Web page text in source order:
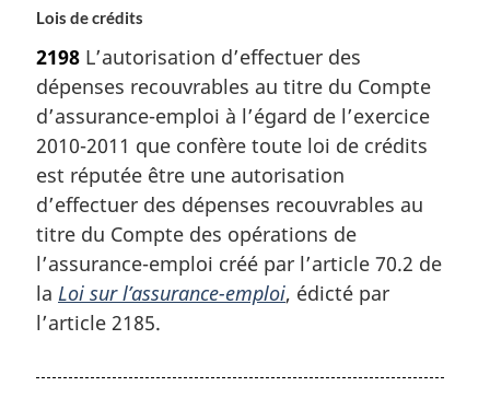
Lois de crédits
2198 L’autorisation d’effectuer des
dépenses recouvrables au titre du Compte
d’assurance-emploi à l’égard de l’exercice
2010-2011 que confère toute loi de crédits
est réputée être une autorisation
d’effectuer des dépenses recouvrables au
titre du Compte des opérations de
l’assurance-emploi créé par l’article 70.2 de
la Loi sur l’assurance-emploi, édicté par
l’article 2185.